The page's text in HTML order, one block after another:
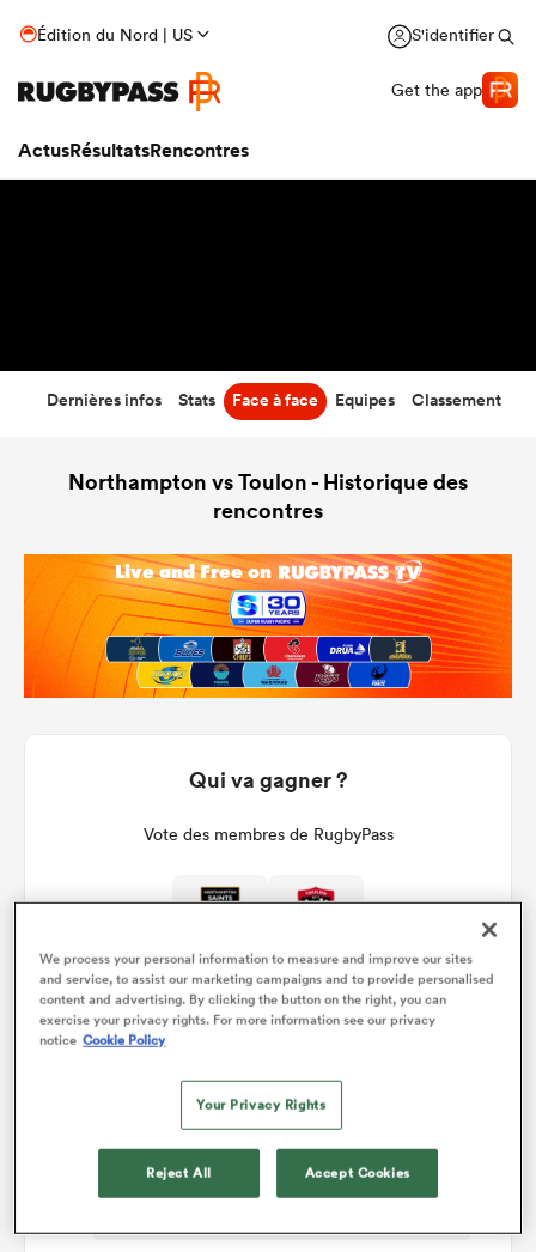
Édition du Nord | US S'identifier
Get the app
ActusRésultatsRencontres
Dernières infos Stats Face à face Equipes Classement
Northampton vs Toulon - Historique des
rencontres
Qui va gagner ?
Vote des membres de RugbyPass
Détails du match
Northampton v Toulon
We process your personal information to measure and improve our sites
and service, to assist our marketing campaigns and to provide personalised
content and advertising. By clicking the button on the right, you can
exercise your privacy rights. For more information see our privacy
notice Cookie Policy
Your Privacy Rights
Reject All Accept Cookies